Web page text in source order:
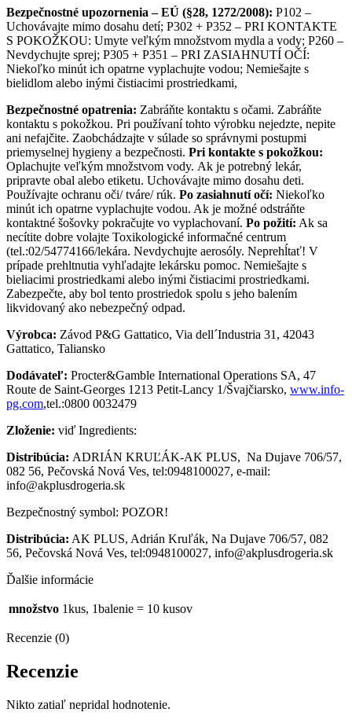
Bezpečnostné upozornenia – EÚ (§28, 1272/2008): P102 –
Uchovávajte mimo dosahu detí; P302 + P352 – PRI KONTAKTE
S POKOŽKOU: Umyte veľkým množstvom mydla a vody; P260 –
Nevdychujte sprej; P305 + P351 – PRI ZASIAHNUTÍ OČÍ:
Niekoľko minút ich opatrne vyplachujte vodou; Nemiešajte s
bielidlom alebo inými čistiacimi prostriedkami,
Bezpečnostné opatrenia: Zabráňte kontaktu s očami. Zabráňte
kontaktu s pokožkou. Pri používaní tohto výrobku nejedzte, nepite
ani nefajčite. Zaobchádzajte v súlade so správnymi postupmi
priemyselnej hygieny a bezpečnosti. Pri kontakte s pokožkou:
Oplachujte veľkým množstvom vody. Ak je potrebný lekár,
pripravte obal alebo etiketu. Uchovávajte mimo dosahu deti.
Používajte ochranu oči/ tváre/ rúk. Po zasiahnutí očí: Niekoľko
minút ich opatrne vyplachujte vodou. Ak je možné odstráňte
kontaktné šošovky pokračujte vo vyplachovaní. Po požití: Ak sa
necítite dobre volajte Toxikologické informačné centrum
(tel.:02/54774166/lekára. Nevdychujte aerosóly. Neprehĺtať! V
prípade prehltnutia vyhľadajte lekársku pomoc. Nemiešajte s
bieliacimi prostriedkami alebo inými čistiacimi prostriedkami.
Zabezpečte, aby bol tento prostriedok spolu s jeho balením
likvidovaný ako nebezpečný odpad.
Výrobca: Závod P&G Gattatico, Via dell´Industria 31, 42043
Gattatico, Taliansko
Dodávateľ: Procter&Gamble International Operations SA, 47
Route de Saint-Georges 1213 Petit-Lancy 1/Švajčiarsko, www.info-
pg.com,tel.:0800 0032479
Zloženie: viď Ingredients:
Distribúcia: ADRIÁN KRUĽÁK-AK PLUS, Na Dujave 706/57,
082 56, Pečovská Nová Ves, tel:0948100027, e-mail:
info@akplusdrogeria.sk
Bezpečnostný symbol: POZOR!
Distribúcia: AK PLUS, Adrián Kruľák, Na Dujave 706/57, 082
56, Pečovská Nová Ves, tel:0948100027, info@akplusdrogeria.sk
Ďalšie informácie
množstvo 1kus, 1balenie = 10 kusov
Recenzie (0)
Recenzie
Nikto zatiaľ nepridal hodnotenie.